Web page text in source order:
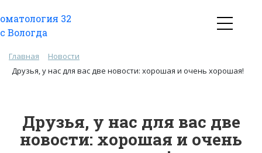
Главная
Новости
Друзья, у нас для вас две новости: хорошая и очень хорошая!
Друзья, у нас для вас две
новости: хорошая и очень